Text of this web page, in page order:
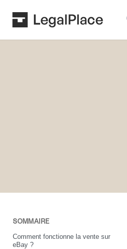
SOMMAIRE
Comment fonctionne la vente sur
eBay ?